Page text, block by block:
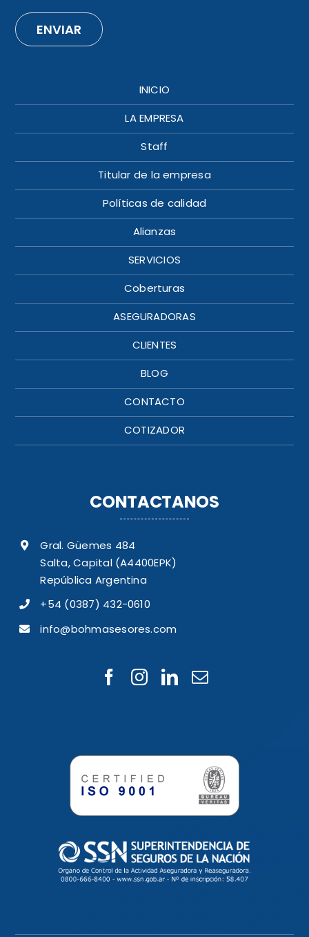
ENVIAR
INICIO
LA EMPRESA
Staff
Titular de la empresa
Políticas de calidad
Alianzas
SERVICIOS
Coberturas
ASEGURADORAS
CLIENTES
BLOG
CONTACTO
COTIZADOR
CONTACTANOS
Gral. Güemes 484
Salta, Capital (A4400EPK)
República Argentina
+54 (0387) 432-0610
info@bohmasesores.com